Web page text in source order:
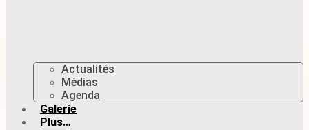
Actualités
Médias
Agenda
Galerie
Plus…